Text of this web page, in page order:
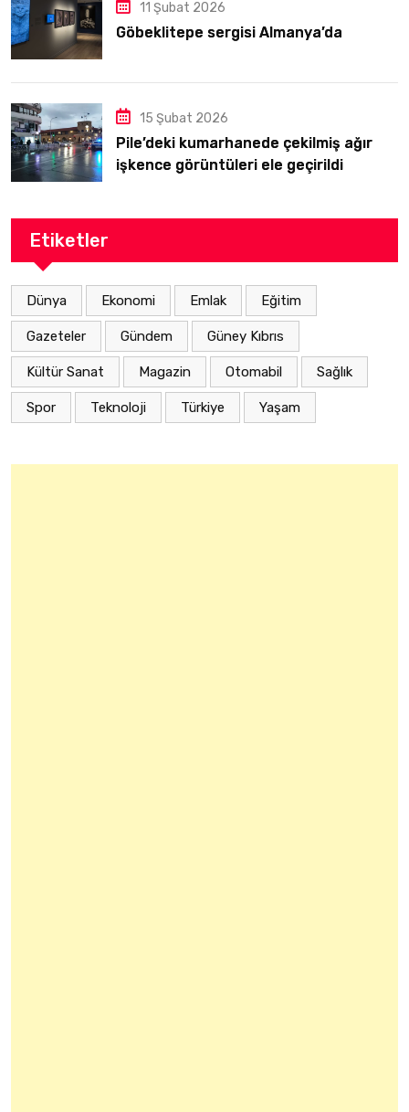
11 Şubat 2026
Göbeklitepe sergisi Almanya’da
15 Şubat 2026
Pile’deki kumarhanede çekilmiş ağır
işkence görüntüleri ele geçirildi
Etiketler
Dünya Ekonomi Emlak Eğitim
Gazeteler Gündem Güney Kıbrıs
Kültür Sanat Magazin Otomabil Sağlık
Spor Teknoloji Türkiye Yaşam